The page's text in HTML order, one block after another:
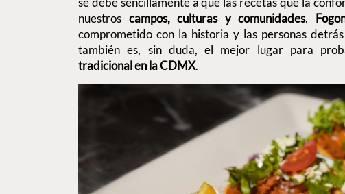
nuestros campos, culturas y comunidades.
comprometido con la historia y las personas
también es, sin duda, el mejor lugar para
tradicional en la CDMX.